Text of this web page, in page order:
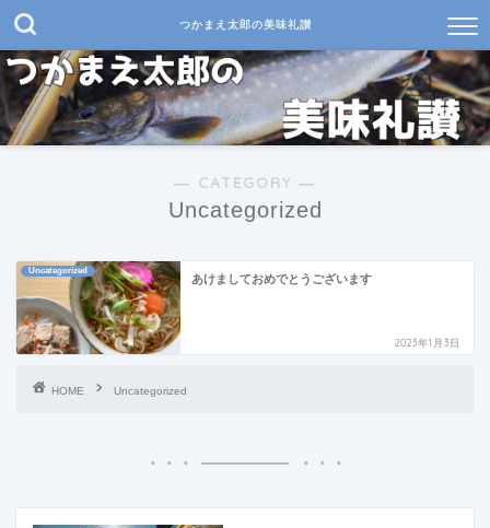
つかまえ太郎の美味礼讃
― CATEGORY ―
Uncategorized
Uncategorized
あけましておめでとうございます
2023年1月3日
HOME Uncategorized